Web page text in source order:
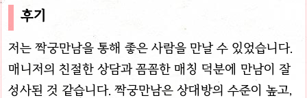
후기
저는 짝궁만남을 통해 좋은 사람을 만날 수 있었습니다.
매니저의 친절한 상담과 꼼꼼한 매칭 덕분에 만남이 잘
성사된 것 같습니다. 짝궁만남은 상대방의 수준이 높고,